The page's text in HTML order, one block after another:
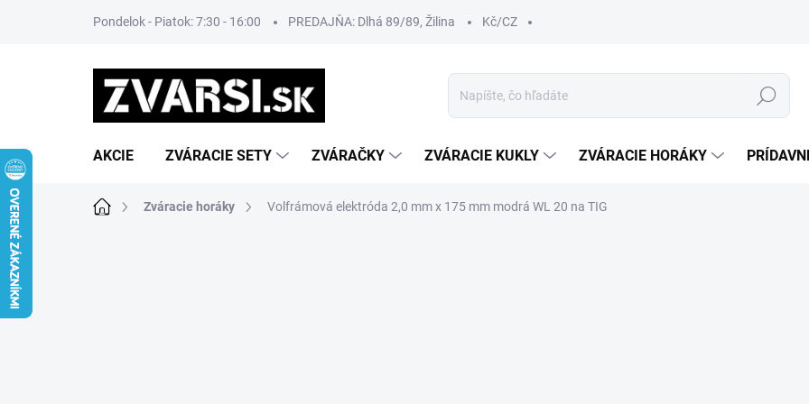
Pondelok - Piatok: 7:30 - 16:00 PREDAJŇA: Dlhá 89/89, Žilina Kč/CZ
Hľadať
AKCIE ZVÁRACIE SETY ZVÁRAČKY ZVÁRACIE KUKLY ZVÁRACIE HORÁKY
DomovZváracie horáky Volfrámová elektróda 2,0 mm x 175 mm modrá WL 20 na TIG